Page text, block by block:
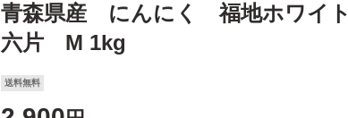
青森県産 にんにく 福地ホワイト
六片 M 1kg
送料無料